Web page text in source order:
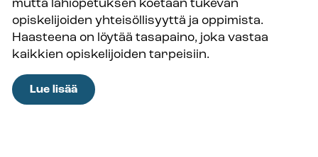
opiskelijoiden yhteisöllisyyttä ja oppimista.
Haasteena on löytää tasapaino, joka vastaa
kaikkien opiskelijoiden tarpeisiin.
Lue lisää:
Etäopiskelu